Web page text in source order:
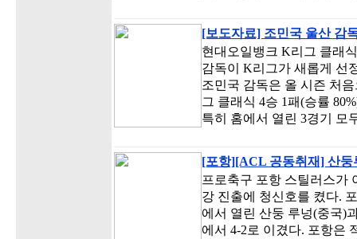
[보도자료] 조민국 울산 감
현대오일뱅크 K리그 클래
감독이 K리그가 새롭게 선
조민국 감독은 올 시즌 처
그 클래식 4승 1패(승률
특히 홈에서 열린 3경기
[포항][ACL 공동취재] 산둥
프로축구 포항 스틸러스가
강 진출에 청신호를 켰다.
에서 열린 산둥 루넝(중국)
에서 4-2로 이겼다. 포항은